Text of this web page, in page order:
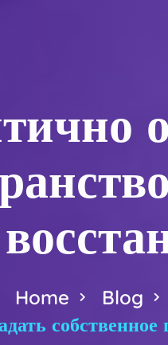
Home Blog
собственное